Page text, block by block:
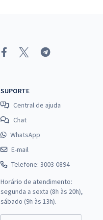
SUPORTE
Central de ajuda
Chat
WhatsApp
E-mail
Telefone: 3003-0894
Horário de atendimento:
segunda a sexta (8h às 20h),
sábado (9h às 13h).